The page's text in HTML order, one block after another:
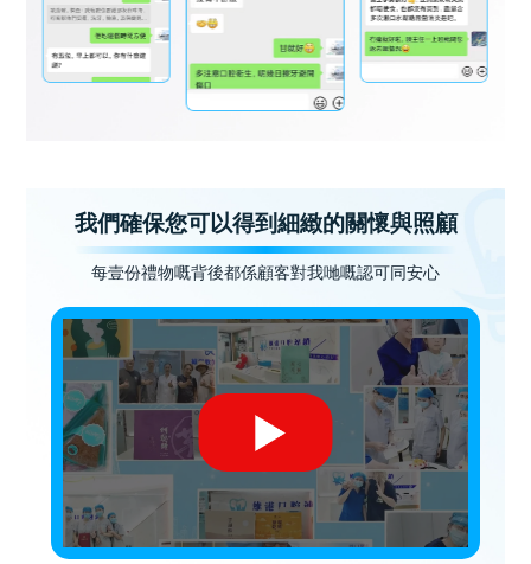
我們確保您可以得到細緻的關懷與照顧
每壹份禮物嘅背後都係顧客對我哋嘅認可同安心